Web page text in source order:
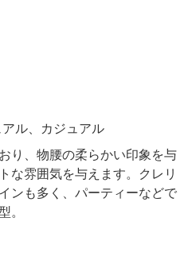
ル、カジュアル
り、物腰の柔らかい印象を与
な雰囲気を与えます。クレリ
ンも多く、パーティーなどで
。